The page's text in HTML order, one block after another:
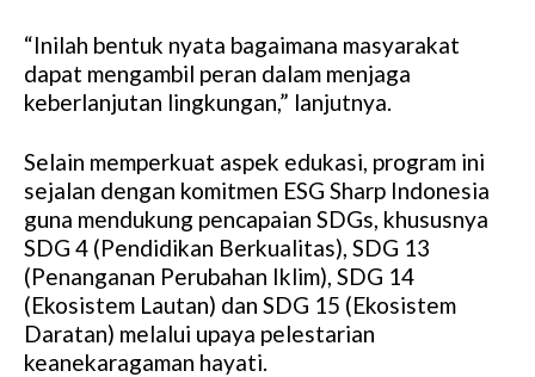
“Inilah bentuk nyata bagaimana masyarakat
dapat mengambil peran dalam menjaga
keberlanjutan lingkungan,” lanjutnya.
Selain memperkuat aspek edukasi, program ini
sejalan dengan komitmen ESG Sharp Indonesia
guna mendukung pencapaian SDGs, khususnya
SDG 4 (Pendidikan Berkualitas), SDG 13
(Penanganan Perubahan Iklim), SDG 14
(Ekosistem Lautan) dan SDG 15 (Ekosistem
Daratan) melalui upaya pelestarian
keanekaragaman hayati.